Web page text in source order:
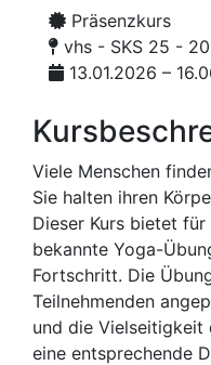
Präsenzkurs
vhs - SKS 25 -
13.01.2026 –
Viele Menschen
Sie halten ihren
Dieser Kurs bietet
bekannte Yoga-
Fortschritt. Die
Teilnehmenden
und die Vielseitigkeit
eine entsprechen­de